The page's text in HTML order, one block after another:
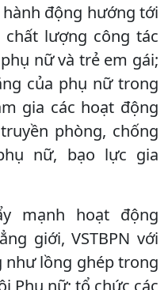
động hướng tới
lượng công tác
nữ và trẻ em gái;
của phụ nữ trong
gia các hoạt động
phòng, chống
nữ, bạo lực gia
mạnh hoạt động
giới, VSTBPN với
như lồng ghép trong
Phụ nữ; tổ chức các